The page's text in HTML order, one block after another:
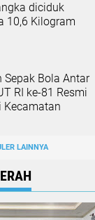
diciduk
10,6 Kilogram
Sepak Bola Antar
RI ke-81 Resmi
Kecamatan
LAINNYA